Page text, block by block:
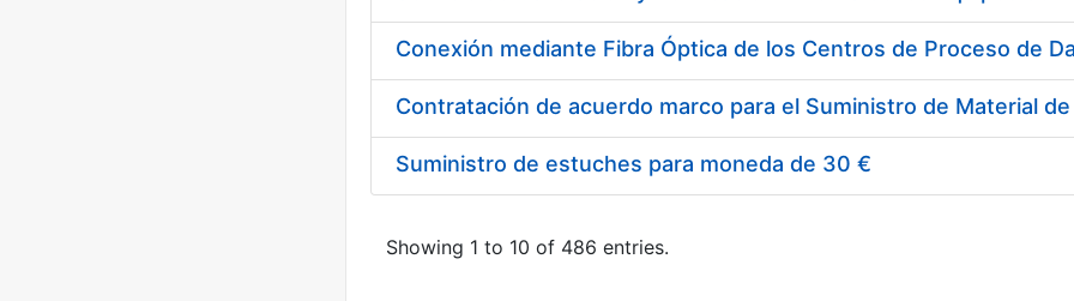
Suministro de estuches para moneda de 30 €
Showing 1 to 10 of 486 entries.